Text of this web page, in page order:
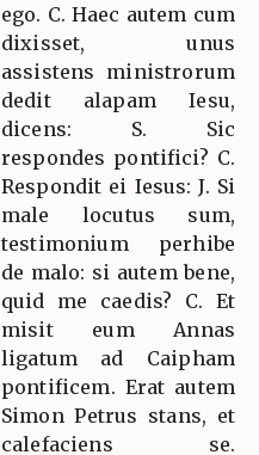
ego. C. Haec autem cum
dixisset, unus
assistens ministrorum
dedit alapam Iesu,
dicens: S. Sic
respondes pontifici? C.
Respondit ei Iesus: J. Si
male locutus sum,
testimonium perhibe
de malo: si autem bene,
quid me caedis? C. Et
misit eum Annas
ligatum ad Caipham
pontificem. Erat autem
Simon Petrus stans, et
calefaciens se.